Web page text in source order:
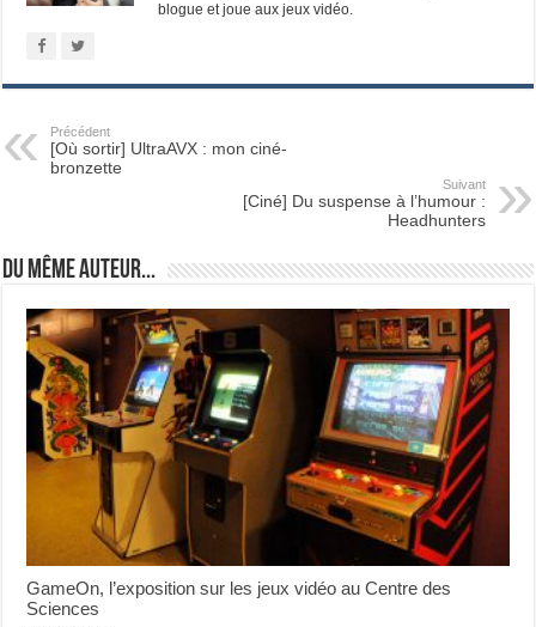
blogue et joue aux jeux vidéo.
Précédent
[Où sortir] UltraAVX : mon ciné-
bronzette
Suivant
[Ciné] Du suspense à l’humour :
Headhunters
Du même auteur...
GameOn, l’exposition sur les jeux vidéo au Centre des
Sciences